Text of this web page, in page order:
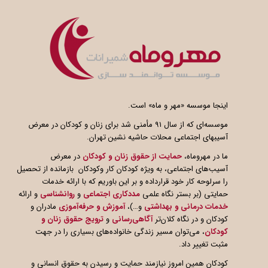
اینجا موسسه «مهر و ماه» است.
موسسه‌ای که از سال ۹۱ مأمنی شد برای زنان و کودکان در معرض
آسیبهای اجتماعی محلات حاشیه نشین تهران.
ما در مهروماه، حمایت از حقوق زنان و کودکان در معرض
آسیب‌های اجتماعی، به ویژه کودکان کار وکودکان بازمانده از تحصیل
را سرلوحه کار خود قرارداده و بر این باوریم که با ارائه خدمات
حمایتی (بر بستر نگاه علمی مددکاری اجتماعی و روانشناسی و ارائه
خدمات درمانی و بهداشتی و…)،آموزش و حرفه‌آموزی مادران و
کودکان و در نگاه کلان‌ترآگاهیرسانی و ترویج حقوق زنان و
کودکان، می‌توان مسیر زندگی خانواده‌های بسیاری را در جهت
مثبت تغییر داد.
کودکان همین امروز نیازمند حمایت و رسیدن به حقوق انسانی و